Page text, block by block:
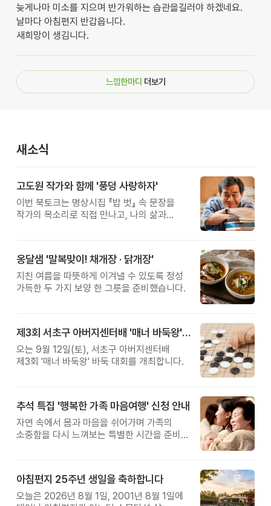
늦게나마 미소를 지으며 반가워하는 습관을길러야 하겠네요.
날마다 아침편지 반갑읍니다.
새희망이 생김니다.
느낌한마디 더보기
새소식
고도원 작가와 함께 '풍덩 사랑하자'
이번 북토크는 명상시집 『밥 벗』 속 문장을
작가의 목소리로 직접 만나고, 나의 삶과
옹달샘 '말복맞이! 채개장 · 닭개장'
지친 여름을 따뜻하게 이겨낼 수 있도록 정성
가득한 두 가지 보양 한 그릇을 준비했습니다.
제3회 서초구 아버지센터배 '매너 바둑왕' 대회
오는 9월 12일(토), 서초구 아버지센터배
제3회 '매너 바둑왕' 바둑 대회를 개최합니다.
추석 특집 '행복한 가족 마음여행' 신청 안내
자연 속에서 몸과 마음을 쉬어가며 가족의
소중함을 다시 느껴보는 특별한 시간을 준비해
아침편지 25주년 생일을 축하합니다
오늘은 2026년 8월 1일, 2001년 8월 1일에